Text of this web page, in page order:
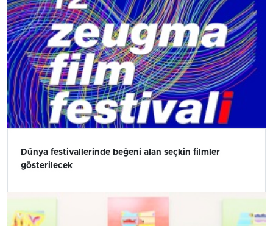
Dünya festivallerinde beğeni alan seçkin filmler
gösterilecek